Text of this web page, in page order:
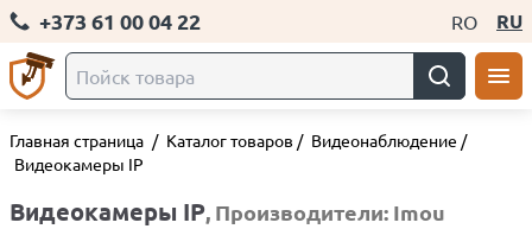
+373 61 00 04 22 RO RU
Главная страница / Каталог товаров / Видеонаблюдение /
Видеокамеры IP
Видеокамеры IP, Производители: Imou